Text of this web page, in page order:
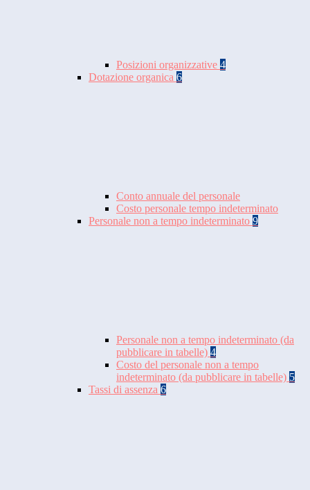
Posizioni organizzative 4
Dotazione organica 6
Conto annuale del personale
Costo personale tempo indeterminato
Personale non a tempo indeterminato 9
Personale non a tempo indeterminato (da
pubblicare in tabelle) 4
Costo del personale non a tempo
indeterminato (da pubblicare in tabelle) 5
Tassi di assenza 6